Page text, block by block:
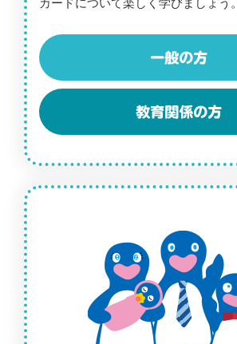
カードについて楽しく学びましょう。